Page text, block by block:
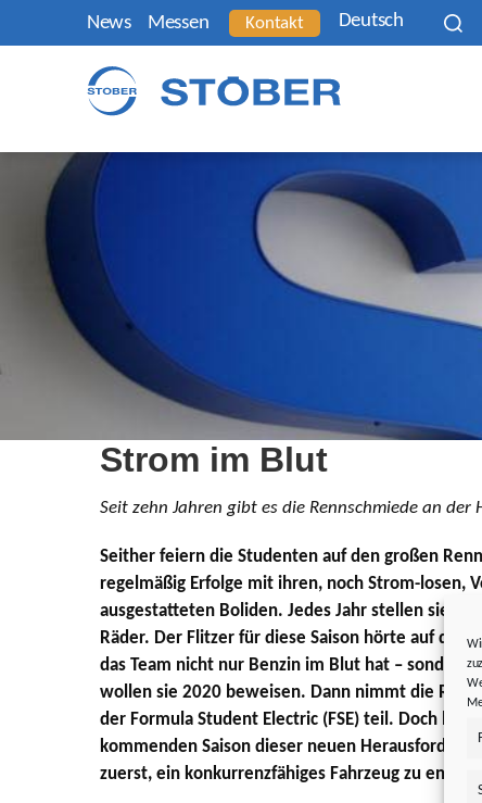
News Messen Kontakt Deutsch
Strom im Blut
Seit zehn Jahren gibt es die Rennschmiede an der
Seither feiern die Studenten auf den großen
regelmäßig Erfolge mit ihren, noch Strom-losen,
ausgestatteten Boliden. Jedes Jahr stellen sie
Räder. Der Flitzer für diese Saison hörte auf den
das Team nicht nur Benzin im Blut hat – sondern
wollen sie 2020 beweisen. Dann nimmt die
der Formula Student Electric (FSE) teil. Doch
kommenden Saison dieser neuen
zuerst, ein konkurrenzfähiges Fahrzeug zu